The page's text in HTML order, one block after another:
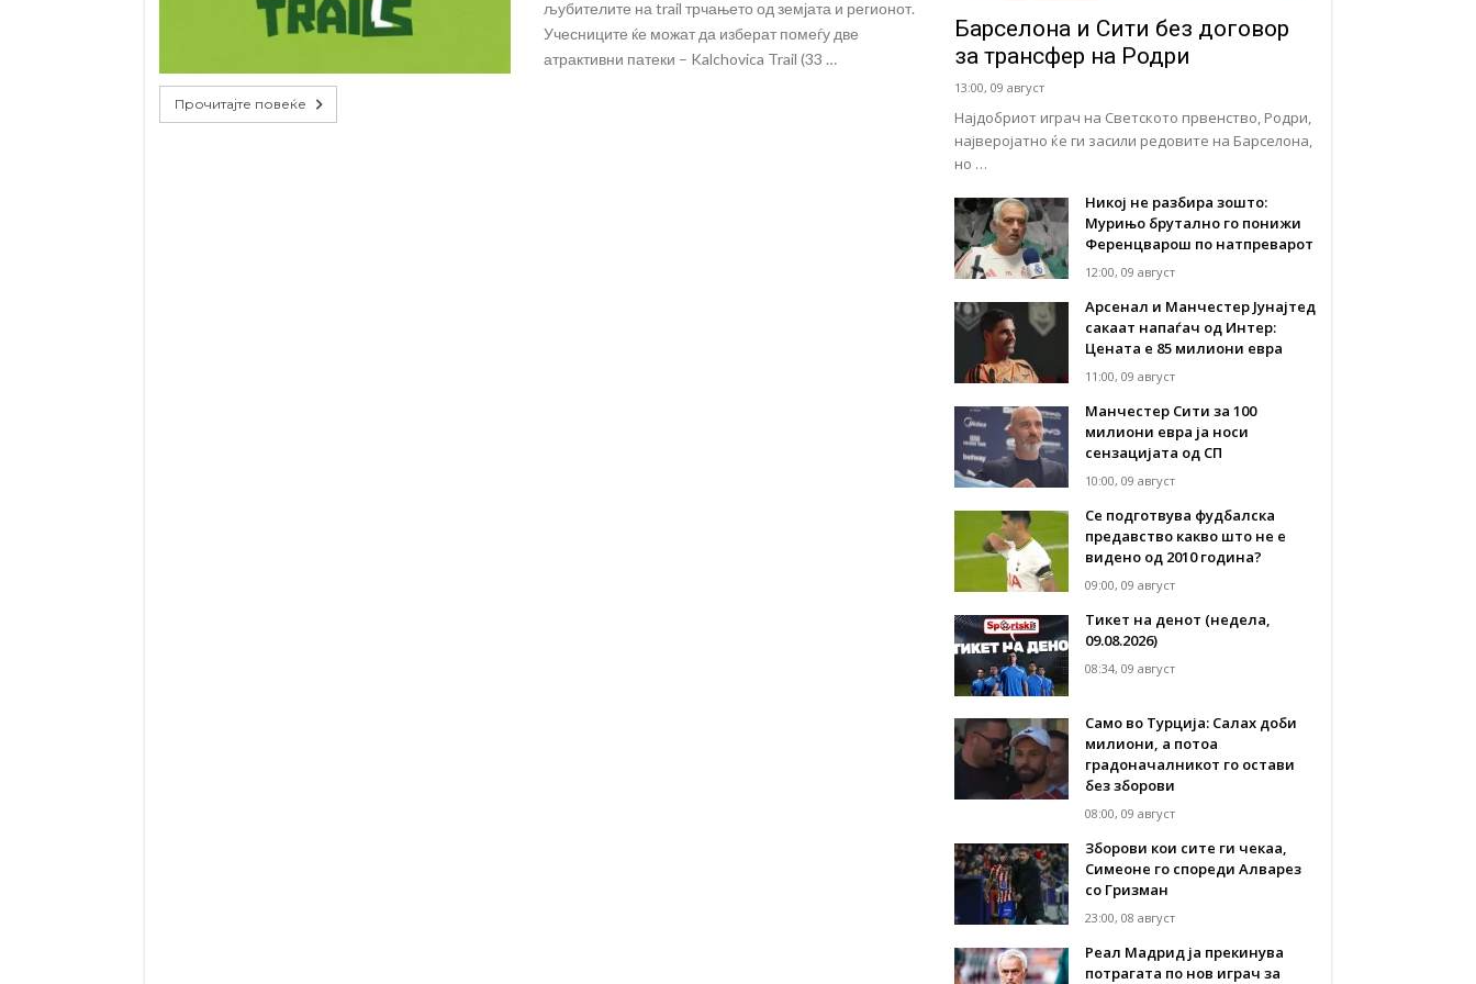
љубителите на trail трчањето од земјата и регионот.
Учесниците ќе можат да изберат помеѓу две
атрактивни патеки – Kalchovica Trail (33 …
Прочитајте повеќе
Барселона и Сити без договор
за трансфер на Родри
13:00, 09 август
Најдобриот играч на Светското првенство, Родри,
најверојатно ќе ги засили редовите на Барселона,
но …
Никој не разбира зошто:
Мурињо брутално го понижи
Ференцварош по натпреварот
12:00, 09 август
Арсенал и Манчестер Јунајтед
сакаат напаѓач од Интер:
Цената е 85 милиони евра
11:00, 09 август
Манчестер Сити за 100
милиони евра ја носи
сензацијата од СП
10:00, 09 август
Се подготвува фудбалска
предавство какво што не е
видено од 2010 година?
09:00, 09 август
Тикет на денот (недела,
09.08.2026)
08:34, 09 август
Само во Турција: Салах доби
милиони, а потоа
градоначалникот го остави
без зборови
08:00, 09 август
Зборови кои сите ги чекаа,
Симеоне го спореди Алварез
со Гризман
23:00, 08 август
Реал Мадрид ја прекинува
потрагата по нов играч за